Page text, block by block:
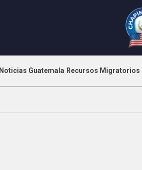
Noticias Guatemala Recursos Migratorios